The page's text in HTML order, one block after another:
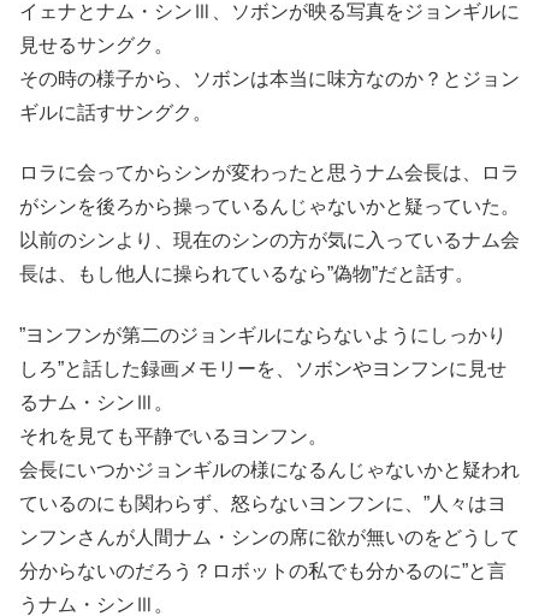
イェナとナム・シンⅢ、ソボンが映る写真をジョンギルに
見せるサングク。
その時の様子から、ソボンは本当に味方なのか？とジョン
ギルに話すサングク。
ロラに会ってからシンが変わったと思うナム会長は、ロラ
がシンを後ろから操っているんじゃないかと疑っていた。
以前のシンより、現在のシンの方が気に入っているナム会
長は、もし他人に操られているなら”偽物”だと話す。
”ヨンフンが第二のジョンギルにならないようにしっかり
しろ”と話した録画メモリーを、ソボンやヨンフンに見せ
るナム・シンⅢ。
それを見ても平静でいるヨンフン。
会長にいつかジョンギルの様になるんじゃないかと疑われ
ているのにも関わらず、怒らないヨンフンに、”人々はヨ
ンフンさんが人間ナム・シンの席に欲が無いのをどうして
分からないのだろう？ロボットの私でも分かるのに”と言
うナム・シンⅢ。